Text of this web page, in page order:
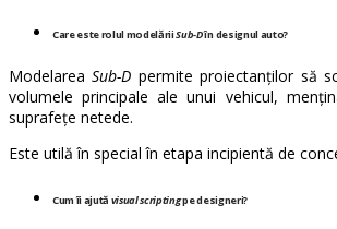
Care este rolul modelăriiSub-Dîn designul auto?
ModelareaSub-D permite proiectanților să
volumele principale ale unui vehicul,
suprafețe netede.
Este utilă în special în etapa incipientă de
Cum îi ajută visual scriptingpe designeri?